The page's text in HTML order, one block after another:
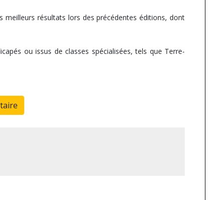
meilleurs résultats lors des précédentes éditions, dont
ou issus de classes spécialisées, tels que Terre-